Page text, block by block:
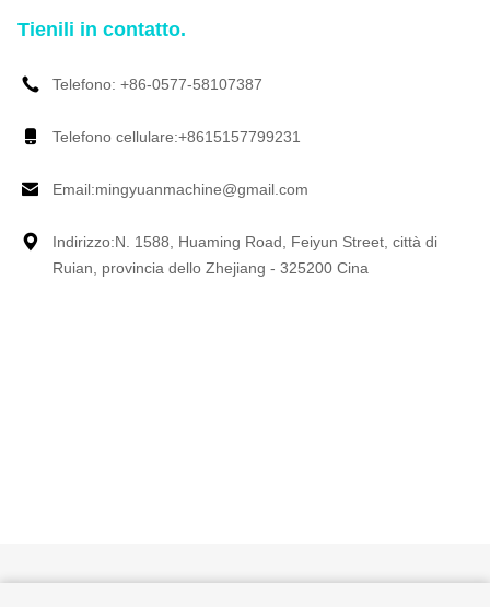
Tienili in contatto.
Telefono: +86-0577-58107387
Telefono cellulare:+8615157799231
Email:mingyuanmachine@gmail.com
Indirizzo:N. 1588, Huaming Road, Feiyun Street, città di
Ruian, provincia dello Zhejiang - 325200 Cina